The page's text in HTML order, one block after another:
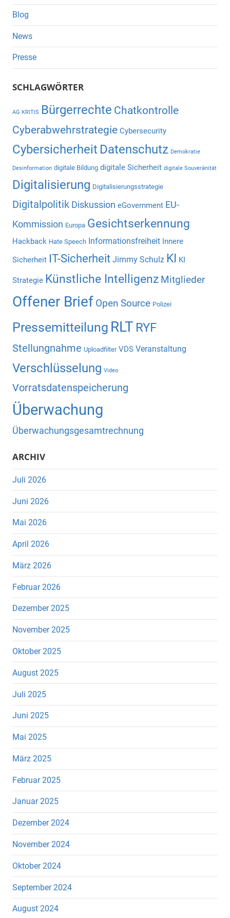
Blog
News
Presse
SCHLAGWÖRTER
AG KRITIS Bürgerrechte Chatkontrolle
Cyberabwehrstrategie Cybersecurity
Cybersicherheit Datenschutz Demokratie
Desinformation digitale Bildung digitale Sicherheit digitale Souveränität
Digitalisierung Digitalisierungsstrategie
Digitalpolitik Diskussion eGovernment EU-
Kommission Europa Gesichtserkennung
Hackback Hate Speech Informationsfreiheit Innere
Sicherheit IT-Sicherheit Jimmy Schulz KI KI
Strategie Künstliche Intelligenz Mitglieder
Offener Brief Open Source Polizei
Pressemitteilung RLT RYF
Stellungnahme Uploadfilter VDS Veranstaltung
Verschlüsselung Video
Vorratsdatenspeicherung
Überwachung
Überwachungsgesamtrechnung
ARCHIV
Juli 2026
Juni 2026
Mai 2026
April 2026
März 2026
Februar 2026
Dezember 2025
November 2025
Oktober 2025
August 2025
Juli 2025
Juni 2025
Mai 2025
März 2025
Februar 2025
Januar 2025
Dezember 2024
November 2024
Oktober 2024
September 2024
August 2024